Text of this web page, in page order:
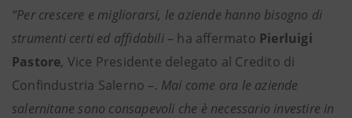
“Per crescere e migliorarsi, le aziende hanno bisogno di
strumenti certi ed affidabili – ha affermato Pierluigi
Pastore, Vice Presidente delegato al Credito di
Confindustria Salerno –. Mai come ora le aziende
salernitane sono consapevoli che è necessario investire in